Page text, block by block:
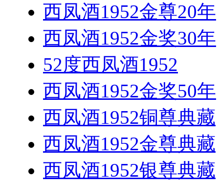
西凤酒1952金尊20年
西凤酒1952金奖30年
52度西凤酒1952
西凤酒1952金奖50年
西凤酒1952铜尊典藏
西凤酒1952金尊典藏
西凤酒1952银尊典藏